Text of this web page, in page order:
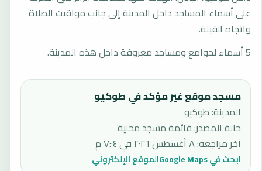
على أسماء المساجد داخل المدينة إلى جانب مواقيت الصلاة
واتجاه القبلة.
5 أسماء لجوامع ومساجد معروفة داخل هذه المدينة.
مسجد موقع غير مؤكد في طوكيو
المدينة: طوكيو
حالة المصدر:قائمة مسجد محلية
آخر مراجعة:٨ أغسطس ٢٠٢٦ في ٧:٠٤ م
ابحث في Google Maps الموقع الإلكتروني